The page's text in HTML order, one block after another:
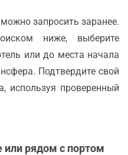
запросить заранее.
ниже, выберите
или до места начала
Подтвердите свой
используя проверенный
или рядом с портом